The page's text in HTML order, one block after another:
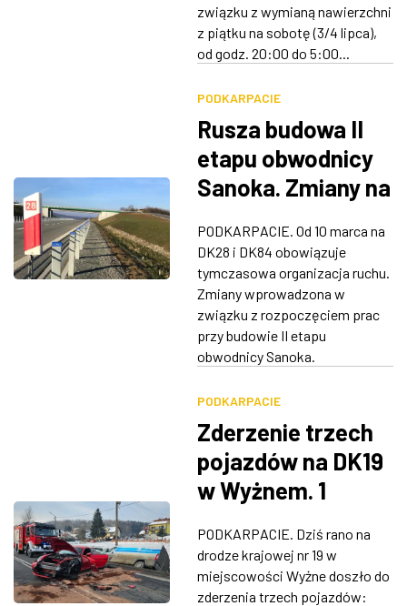
związku z wymianą nawierzchni
z piątku na sobotę (3/4 lipca),
od godz. 20:00 do 5:00...
PODKARPACIE
Rusza budowa II
etapu obwodnicy
Sanoka. Zmiany na
PODKARPACIE. Od 10 marca na
DK28 i DK84 obowiązuje
tymczasowa organizacja ruchu.
Zmiany wprowadzona w
związku z rozpoczęciem prac
przy budowie II etapu
obwodnicy Sanoka.
PODKARPACIE
Zderzenie trzech
pojazdów na DK19
w Wyżnem. 1
utrudnienia w
ruchu
PODKARPACIE. Dziś rano na
drodze krajowej nr 19 w
miejscowości Wyżne doszło do
zderzenia trzech pojazdów: